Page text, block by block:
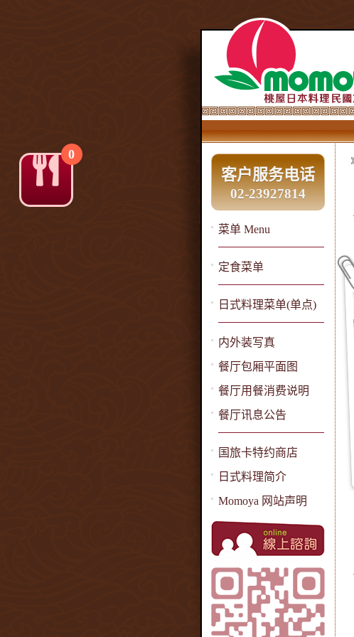
客户服务电话
02-23927814
菜单 Menu
定食菜单
日式料理菜单(单点)
内外装写真
餐厅包厢平面图
餐厅用餐消费说明
餐厅讯息公告
国旅卡特约商店
日式料理简介
Momoya 网站声明
0